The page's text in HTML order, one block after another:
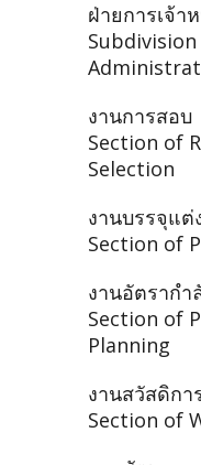
ฝ่ายการเจ้า
งานการสอบ
Section of
Selection
งานบรรจุแต่
Section of
งานอัตรากำ
Section of
Planning
งานสวัสดิกา
Section of